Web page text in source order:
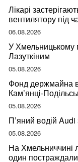
Лікарі
вентилятору під
ваше здоров’я
06.08.2026
У Хмельницькому
Лазуткіним
05.08.2026
Фонд держмайна
Кам’янці-
05.08.2026
П’яний водій
05.08.2026
На Хмельниччині
один